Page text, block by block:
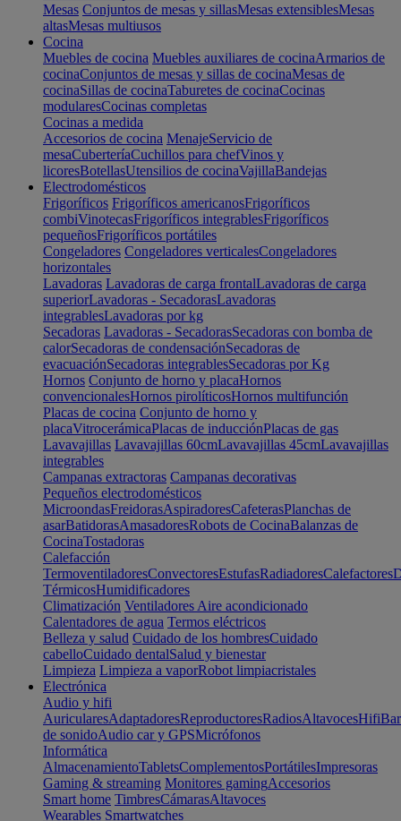
Mesas Conjuntos de mesas y sillasMesas extensiblesMesas
altasMesas multiusos
Cocina
Muebles de cocina Muebles auxiliares de cocinaArmarios de
cocinaConjuntos de mesas y sillas de cocinaMesas de
cocinaSillas de cocinaTaburetes de cocinaCocinas
modularesCocinas completas
Cocinas a medida
Accesorios de cocina MenajeServicio de
mesaCuberteríaCuchillos para chefVinos y
licoresBotellasUtensilios de cocinaVajillaBandejas
Electrodomésticos
Frigoríficos Frigoríficos americanosFrigoríficos
combiVinotecasFrigoríficos integrablesFrigoríficos
pequeñosFrigoríficos portátiles
Congeladores Congeladores verticalesCongeladores
horizontales
Lavadoras Lavadoras de carga frontalLavadoras de carga
superiorLavadoras - SecadorasLavadoras
integrablesLavadoras por kg
Secadoras Lavadoras - SecadorasSecadoras con bomba de
calorSecadoras de condensaciónSecadoras de
evacuaciónSecadoras integrablesSecadoras por Kg
Hornos Conjunto de horno y placaHornos
convencionalesHornos pirolíticosHornos multifunción
Placas de cocina Conjunto de horno y
placaVitrocerámicaPlacas de inducciónPlacas de gas
Lavavajillas Lavavajillas 60cmLavavajillas 45cmLavavajillas
integrables
Campanas extractoras Campanas decorativas
Pequeños electrodomésticos
MicroondasFreidorasAspiradoresCafeterasPlanchas de
asarBatidorasAmasadoresRobots de CocinaBalanzas de
CocinaTostadoras
Calefacción
TermoventiladoresConvectoresEstufasRadiadoresCalefactores
TérmicosHumidificadores
Climatización Ventiladores Aire acondicionado
Calentadores de agua Termos eléctricos
Belleza y salud Cuidado de los hombresCuidado
cabelloCuidado dentalSalud y bienestar
Limpieza Limpieza a vaporRobot limpiacristales
Electrónica
Audio y hifi
AuricularesAdaptadoresReproductoresRadiosAltavocesHifi
de sonidoAudio car y GPSMicrófonos
Informática
AlmacenamientoTabletsComplementosPortátilesImpresoras
Gaming & streaming Monitores gamingAccesorios
Smart home TimbresCámarasAltavoces
Wearables Smartwatches